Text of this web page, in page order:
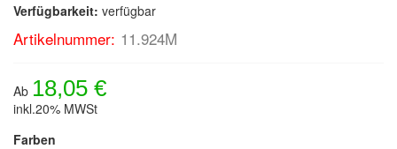
Verfügbarkeit: verfügbar
Artikelnummer: 11.924M
Ab 18,05 €
inkl.20% MWSt
Farben